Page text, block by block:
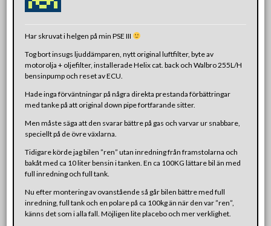
Har skruvat i helgen på min PSE III
Tog bort insugs ljuddämparen, nytt original luftfilter, byte av
motorolja + oljefilter, installerade Helix cat. back och Walbro 255L/H
bensinpump och reset av ECU.
Hade inga förväntningar på några direkta prestanda förbättringar
med tanke på att original down pipe fortfarande sitter.
Men måste säga att den svarar bättre på gas och varvar ur snabbare,
speciellt på de övre växlarna.
Tidigare körde jag bilen ”ren” utan inredning från framstolarna och
bakåt med ca 10 liter bensin i tanken. En ca 100KG lättare bil än med
full inredning och full tank.
Nu efter montering av ovanstående så går bilen bättre med full
inredning, full tank och en polare på ca 100kg än när den var ”ren”,
känns det som i alla fall. Möjligen lite placebo och mer verklighet.